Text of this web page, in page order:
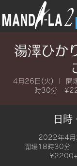
湯澤ひか
4月26日(火)
開
時30分
日時
2022年4
開場18時30
¥2200+